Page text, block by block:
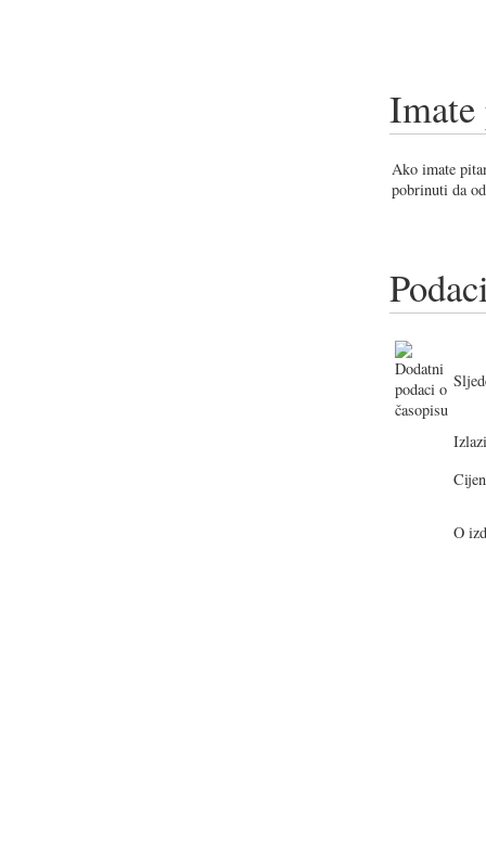
Imate
Ako imate
pobrinuti da
O